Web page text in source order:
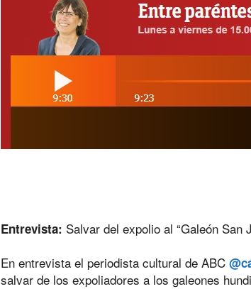
Entrevista: Salvar del expolio al “Galeón San
En entrevista el periodista cultural de ABC
salvar de los expoliadores a los galeones